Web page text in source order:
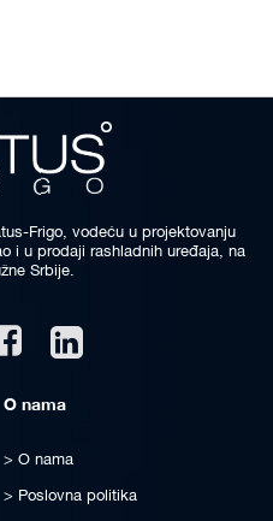
Frigo, vodeću u projektovanju
i u prodaji rashladnih uređaja, na
Srbije.
O nama
O nama
Poslovna politika